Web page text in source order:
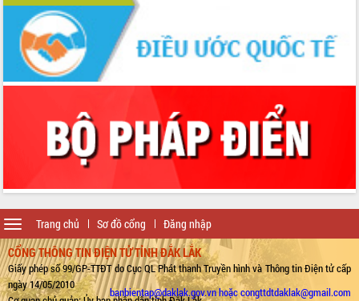
Trang chủ Sơ đồ cổng Đăng nhập
Toggle
navigation
CỔNG THÔNG TIN ĐIỆN TỬ TỈNH ĐẮK LẮK
Giấy phép số 99/GP-TTĐT do Cục QL Phát thanh Truyền hình và Thông tin Điện tử cấp
ngày 14/05/2010
banbientap@daklak.gov.vn hoặc congttdtdaklak@gmail.com